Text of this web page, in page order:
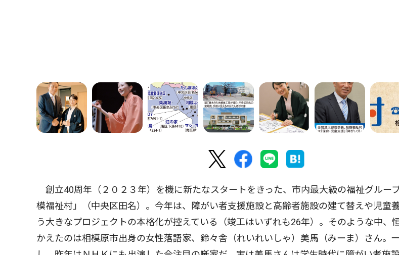
創立40周年（２０２３年）を機に新たなスタートをきった、市内最大級の福祉グルー
模福祉村」（中央区田名）。今年は、障がい者支援施設と高齢者施設の建て替えや児童
う大きなプロジェクトの本格化が控えている（竣工はいずれも26年）。そのような中、
かえたのは相模原市出身の女性落語家、鈴々舎（れいれいしゃ）美馬（みーま）さん。